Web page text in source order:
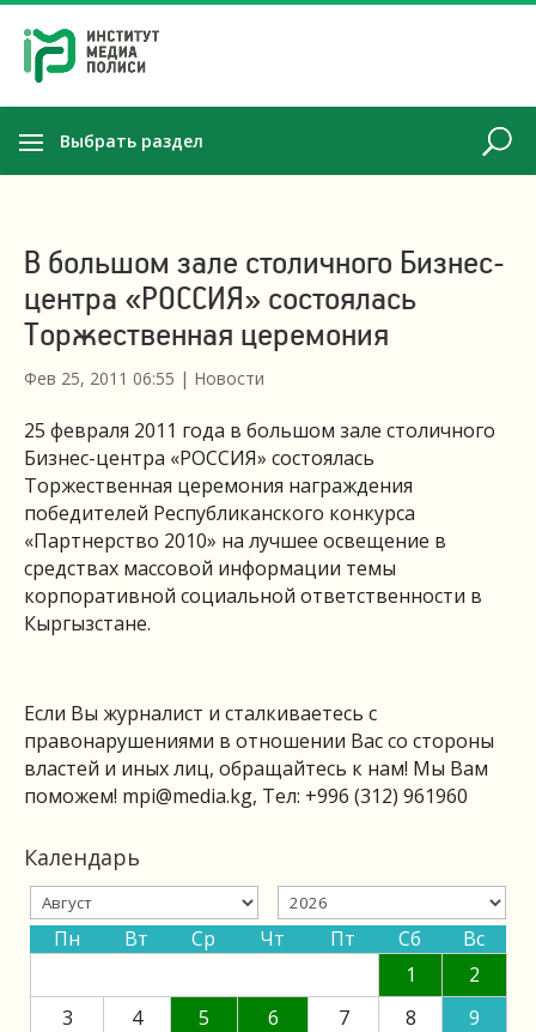
Выбрать раздел
В большом зале столичного Бизнес-
центра «РОССИЯ» состоялась
Торжественная церемония
Фев 25, 2011 06:55 | Новости
25 февраля 2011 года в большом зале столичного
Бизнес-центра «РОССИЯ» состоялась
Торжественная церемония награждения
победителей Республиканского конкурса
«Партнерство 2010» на лучшее освещение в
средствах массовой информации темы
корпоративной социальной ответственности в
Кыргызстане.
Если Вы журналист и сталкиваетесь с
правонарушениями в отношении Вас со стороны
властей и иных лиц, обращайтесь к нам! Мы Вам
поможем! mpi@media.kg, Тел: +996 (312) 961960
Календарь
Пн Вт Ср Чт Пт Сб
Вс
1
2
3
4 5 6 7 8
9